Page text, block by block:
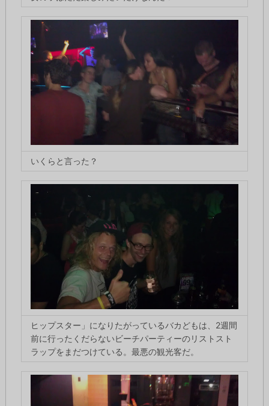
いくらと言った？
ヒップスター」になりたがっているバカどもは、2週間
前に行ったくだらないビーチパーティーのリストスト
ラップをまだつけている。最悪の観光客だ。